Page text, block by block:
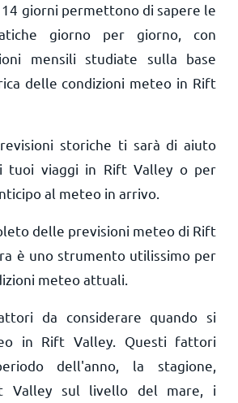
giorni permettono di sapere le
giorno per giorno, con
mensili studiate sulla base
delle condizioni meteo in Rift
storiche ti sarà di aiuto
tuoi viaggi in Rift Valley o per
al meteo in arrivo.
delle previsioni meteo di Rift
è uno strumento utilissimo per
meteo attuali.
da considerare quando si
in Rift Valley. Questi fattori
dell'anno, la stagione,
Valley sul livello del mare, i